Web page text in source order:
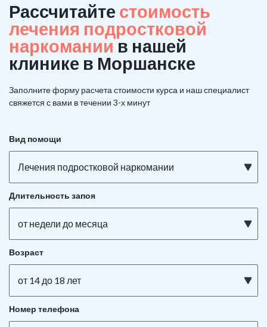
Рассчитайте стоимость
лечения подростковой
наркоманиив нашей
клинике в Моршанске
Заполните форму расчета стоимости курса и наш специалист
свяжется с вами в течении 3-х минут
Вид помощи
Лечения подростковой наркомании
Длительность запоя
от недели до месяца
Возраст
от 14 до 18 лет
Номер телефона